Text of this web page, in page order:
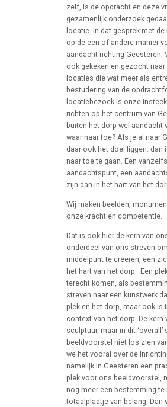
zelf, is de opdracht en deze
gezamenlijk onderzoek
locatie. In dat gesprek met
op de een of andere manier
aandacht richting Geesteren.
ook gekeken en gezocht
locaties die wat meer als
bestudering van de
locatiebezoek is onze
richten op het centrum van
buiten het dorp wel aandacht
waar naar toe? Als je al naar
daar ook het doel liggen: dan
naar toe te gaan. Een
aandachtspunt, een
zijn dan in het hart van het
Wij maken beelden,
onze kracht en competentie.
Dat is ook hier de kern van
onderdeel van ons streven
middelpunt te creëren, een
het hart van het dorp. Een
terecht komen, als
streven naar een kunstwerk
plek en het dorp, maar ook is
context van het dorp. De
sculptuur, maar in dit
beeldvoorstel niet los zien
we het vooral over de
namelijk in Geesteren een
plek voor ons beeldvoorstel,
nog meer een bestemming
totaalplaatje van belang. Dan